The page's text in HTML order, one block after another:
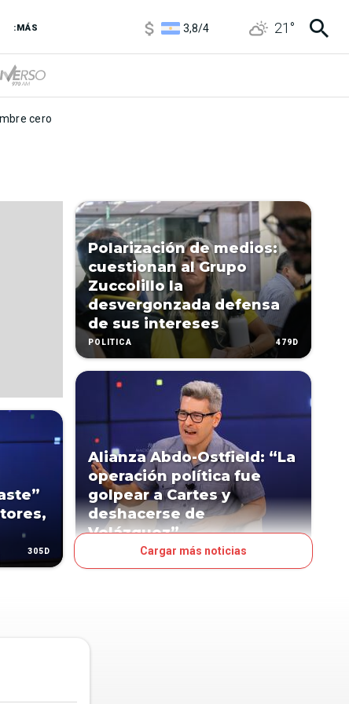
:MÁS
3,8/4
21 °
cero
305D
Polarización de medios:
cuestionan al Grupo
Zuccolillo la
desvergonzada defensa
de sus intereses
POLÍTICA 479D
Alianza Abdo-Ostfield: “La
operación política fue
golpear a Cartes y
deshacerse de
Velázquez”
Cargar más noticias